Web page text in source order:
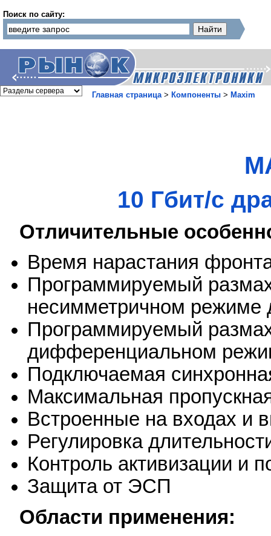
Поиск по сайту:
Главная страница> Компоненты > Maxim
10 Гбит/с
Отличительные
Время нарастания
Программируемый
несимметричном режиме
Программируемый
дифференциальном
Подключаемая
Максимальная
Встроенные на входах и
Регулировка
Контроль активизации и
Защита от ЭСП
Области применения: